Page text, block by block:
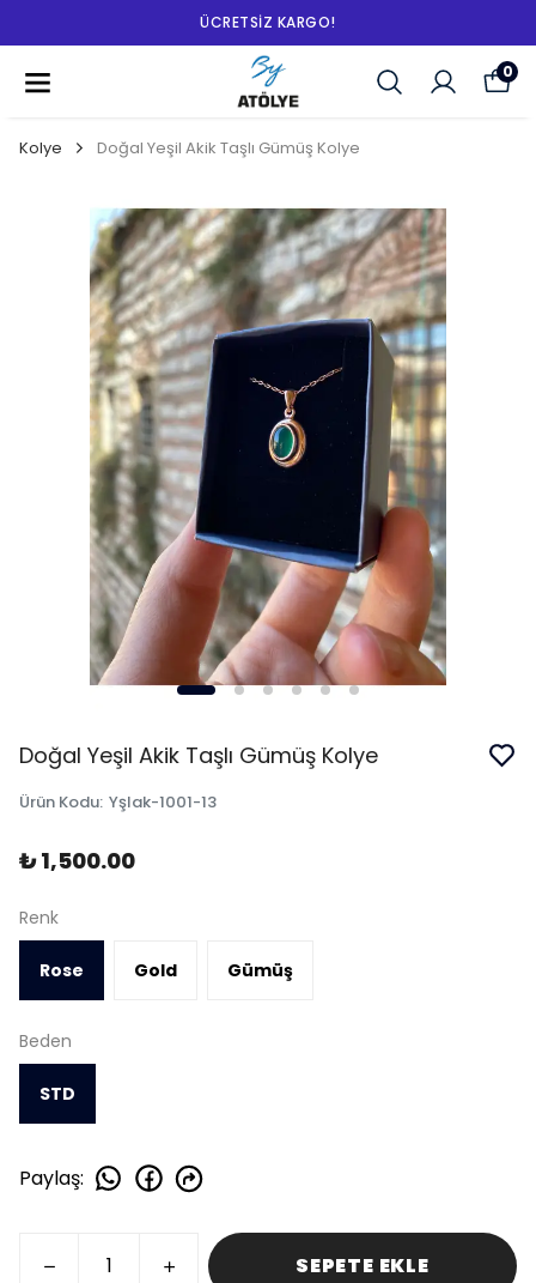
ÜCRETSIZ KARGO!
0
Kolye Doğal Yeşil Akik Taşlı Gümüş Kolye
Doğal Yeşil Akik Taşlı Gümüş Kolye
Ürün Kodu: Yşlak-1001-13
₺ 1,500.00
Renk
Rose Gold Gümüş
Beden
STD
Paylaş:
SEPETE EKLE